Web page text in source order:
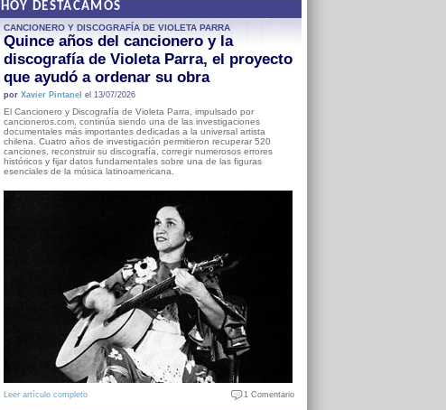
HOY DESTACAMOS
CANCIONERO Y DISCOGRAFÍA DE VIOLETA PARRA
Quince años del cancionero y la
discografía de Violeta Parra, el proyecto
que ayudó a ordenar su obra
por Xavier Pintanel el 13/07/2026
El Cancionero y Discografía de Violeta Parra, impulsado por
cancioneros.com, continúa siendo una de las investigaciones
documentales más importantes dedicadas a la universal artista
chilena. Cuatro años de investigación permitieron recuperar 520
canciones, reconstruir su discografía, corregir numerosos errores
históricos y fijar datos fundamentales sobre una de las figuras
esenciales de la música latinoamericana.
Leer artículo completo 1 Comentario